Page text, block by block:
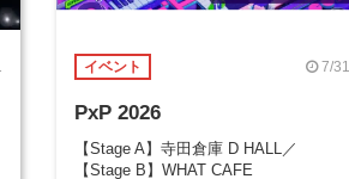
イベント 7/31
PxP 2026
【Stage A】寺田倉庫 D HALL／
【Stage B】WHAT CAFE